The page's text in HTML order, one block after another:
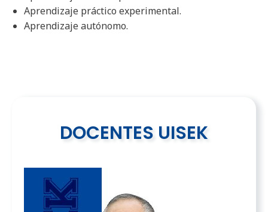
Aprendizaje práctico experimental.
Aprendizaje autónomo.
DOCENTES UISEK